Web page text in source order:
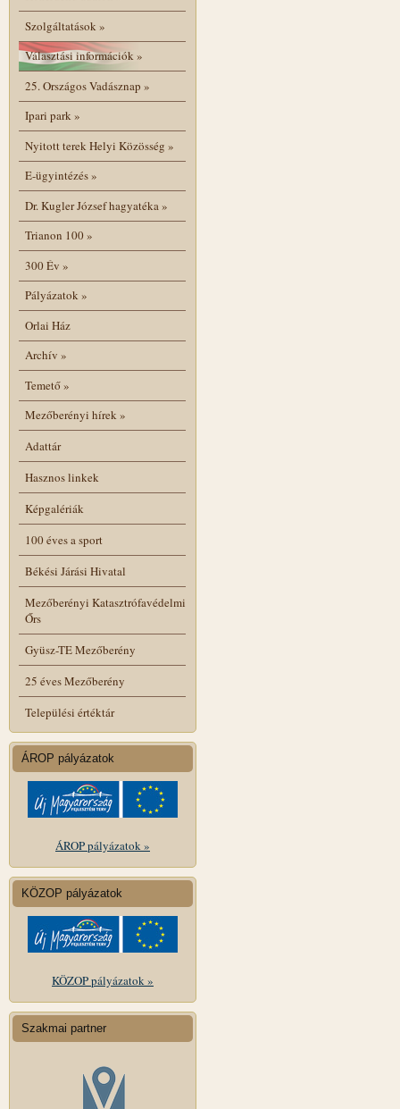
Szolgáltatások»
Választási információk»
25. Országos Vadásznap »
Ipari park»
Nyitott terek Helyi Közösség »
E-ügyintézés»
Dr. Kugler József hagyatéka»
Trianon 100»
300 Év »
Pályázatok»
Orlai Ház
Archív »
Temető»
Mezőberényi hírek»
Adattár
Hasznos linkek
Képgalériák
100 éves a sport
Békési Járási Hivatal
Mezőberényi Katasztrófavédelmi
Őrs
Gyüsz-TE Mezőberény
25 éves Mezőberény
Települési értéktár
ÁROP pályázatok
ÁROP pályázatok »
KÖZOP pályázatok
KÖZOP pályázatok »
Szakmai partner